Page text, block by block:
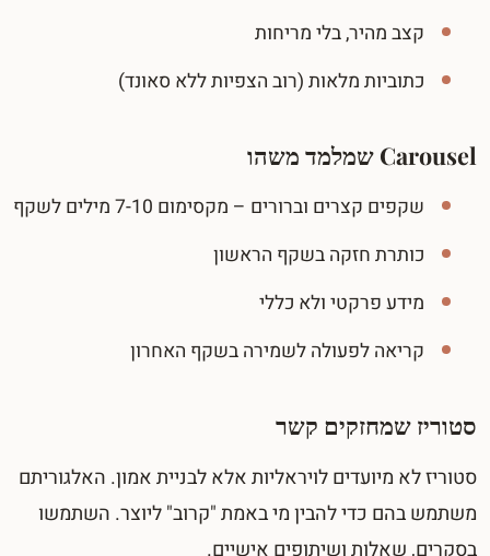
קצב מהיר, בלי מריחות
כתוביות מלאות (רוב הצפיות ללא סאונד)
Carousel שמלמד משהו
שקפים קצרים וברורים – מקסימום 7-10 מילים לשקף
כותרת חזקה בשקף הראשון
מידע פרקטי ולא כללי
קריאה לפעולה לשמירה בשקף האחרון
סטוריז שמחזקים קשר
סטוריז לא מיועדים לויראליות אלא לבניית אמון. האלגוריתם
משתמש בהם כדי להבין מי באמת "קרוב" ליוצר. השתמשו
בסקרים, שאלות ושיתופים אישיים.